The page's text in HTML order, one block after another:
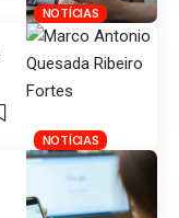
NOTÍCIAS
NOTÍCIAS